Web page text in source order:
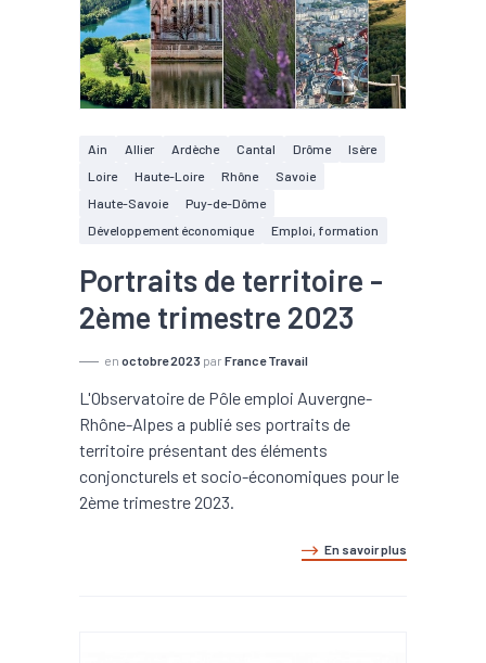
Ain Allier Ardèche Cantal Drôme
Isère
Loire
Haute-Loire Rhône
Savoie
Haute-Savoie
Puy-de-Dôme
Développement économique
Emploi, formation
Portraits de territoire -
2ème trimestre 2023
en octobre 2023 par France Travail
L'Observatoire de Pôle emploi Auvergne-
Rhône-Alpes a publié ses portraits de
territoire présentant des éléments
conjoncturels et socio-économiques pour le
2ème trimestre 2023.
En savoir plus